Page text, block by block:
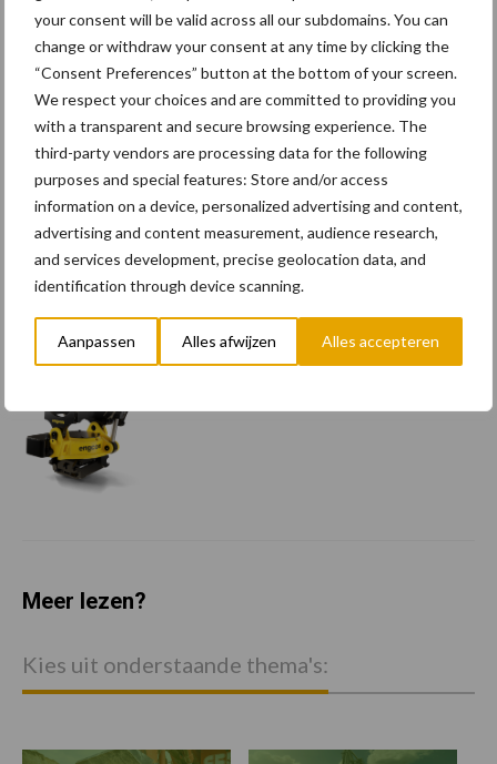
your consent will be valid across all our subdomains. You can
change or withdraw your consent at any time by clicking the
“Consent Preferences” button at the bottom of your screen.
We respect your choices and are committed to providing you
with a transparent and secure browsing experience. The
third-party vendors are processing data for the following
purposes and special features: Store and/or access
information on a device, personalized advertising and content,
advertising and content measurement, audience research,
and services development, precise geolocation data, and
identification through device scanning.
Aanpassen Alles afwijzen Alles accepteren
Terra-nieuws vanaf nu op
deloonwerker.be
Wettelijke
aanvaardingsplicht
batterijen
Engcon lanceert EC02 Basic
Meer lezen?
Kies uit onderstaande thema's: